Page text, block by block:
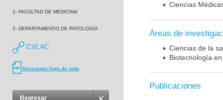
2- FACULTAD DE MEDICINA
2- DEPARTAMENTO DE PATOLOGÍA
CVLAC
Descargar hoja de vida
Regresar
Ciencias
Áreas de
Ciencias de la
Biotecnología
Publicaciones